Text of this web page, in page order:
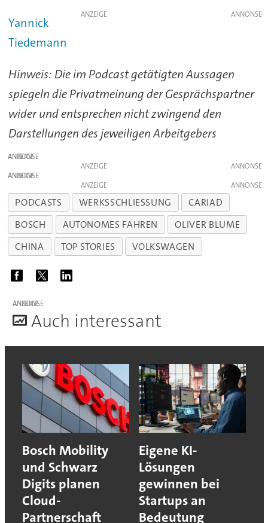
ANZEIGE
Yannick
Tiedemann
Hinweis: Die im Podcast getätigten Aussagen
spiegeln die Privatmeinung der Gesprächspartner
wider und entsprechen nicht zwingend den
Darstellungen des jeweiligen Arbeitgebers
ANZEIGE
ANZEIGE
ANZEIGE
ANZEIGE
PODCASTS WERKSSCHLIESSUNG
CARIAD
BOSCH
AUTONOMES FAHREN
OLIVER BLUME
CHINA
TOP STORIES VOLKSWAGEN
ANZEIGE
Auch interessant
Bosch Mobility
und Schwarz
Digits planen
Cloud-
Partnerschaft
Eigene KI-
Lösungen
gewinnen bei
Startups an
Bedeutung